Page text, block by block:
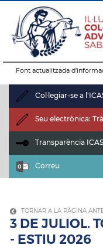
Font actualitzada
Col·legiar-se a
Seu electrònica:
Transparència
Correu
TORNAR A LA PÀGINA
3 DE JULIOL.
- ESTIU 2026